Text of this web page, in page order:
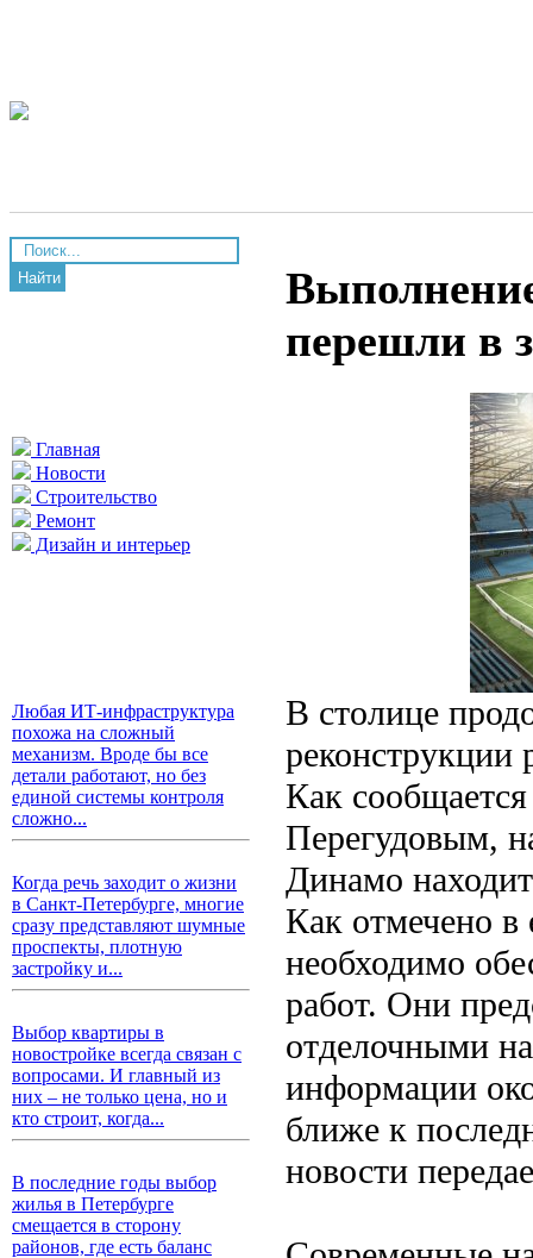
Найти
Главная
Новости
Строительство
Ремонт
Дизайн и интерьер
Любая ИТ-инфраструктура
похожа на сложный
механизм. Вроде бы все
детали работают, но без
единой системы контроля
сложно...
Когда речь заходит о жизни
в Санкт-Петербурге, многие
сразу представляют шумные
проспекты, плотную
застройку и...
Выбор квартиры в
новостройке всегда связан с
вопросами. И главный из
них – не только цена, но и
кто строит, когда...
В последние годы выбор
жилья в Петербурге
смещается в сторону
районов, где есть баланс
перешли в
В столице
реконструкции
Как
Перегудовым,
Динамо
Как отмечено
необходимо
работ. Они
отделочными
информации
ближе к
новости